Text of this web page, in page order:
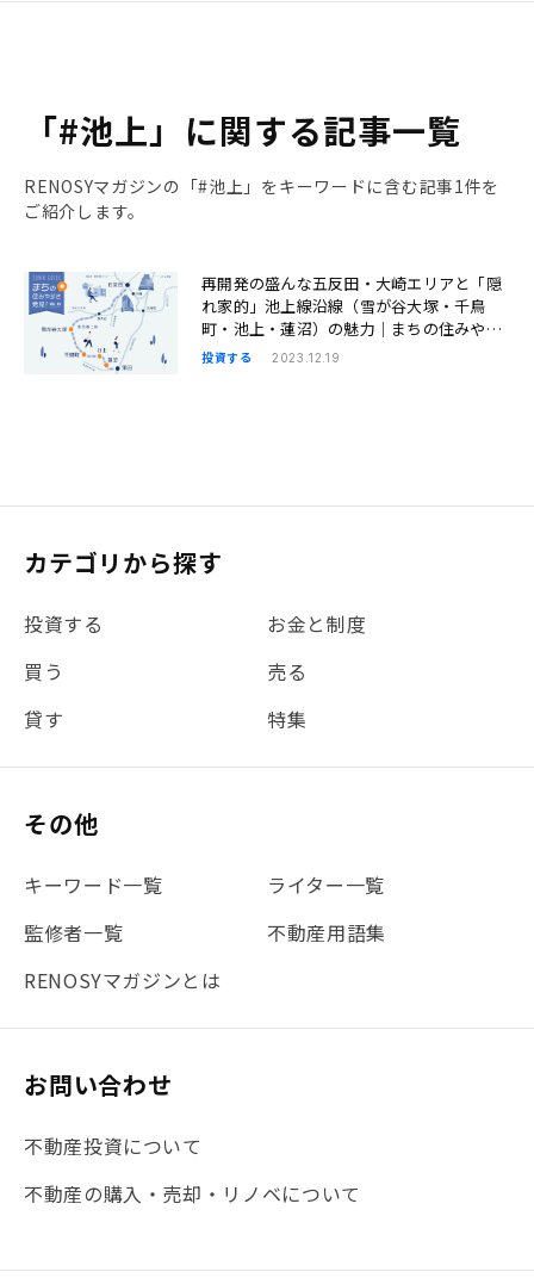
「#池上」に関する記事一覧
RENOSYマガジンの「#池上」をキーワードに含む記事1件を
ご紹介します。
再開発の盛んな五反田・大崎エリアと「隠
れ家的」池上線沿線（雪が谷大塚・千鳥
町・池上・蓮沼）の魅力｜まちの住みやす
さ発見
投資する 2023.12.19
カテゴリから探す
投資する
お金と制度
買う
売る
貸す
特集
その他
キーワード一覧
ライター一覧
監修者一覧
不動産用語集
RENOSYマガジンとは
お問い合わせ
不動産投資について
不動産の購入・売却・リノベについて